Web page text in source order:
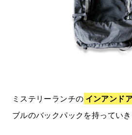
ミステリーランチの インアンド
ブルのバックパックを持っていき